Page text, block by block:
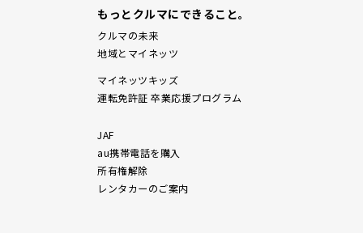
もっとクルマにできること。
クルマの未来
地域とマイネッツ
マイネッツキッズ
運転免許証 卒業応援プログラム
JAF
au携帯電話を購入
所有権解除
レンタカーのご案内